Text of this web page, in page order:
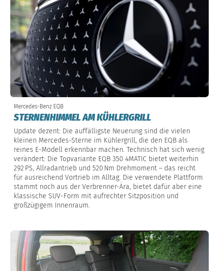
Mercedes-Benz EQB
STERNENHIMMEL AM KÜHLERGRILL
Update dezent: Die auffälligste Neuerung sind die vielen
kleinen Mercedes-Sterne im Kühlergrill, die den EQB als
reines E-Modell erkennbar machen. Technisch hat sich wenig
verändert: Die Topvariante EQB 350 4MATIC bietet weiterhin
292 PS, Allradantrieb und 520 Nm Drehmoment – das reicht
für ausreichend Vortrieb im Alltag. Die verwendete Plattform
stammt noch aus der Verbrenner-Ära, bietet dafür aber eine
klassische SUV-Form mit aufrechter Sitzposition und
großzügigem Innenraum.